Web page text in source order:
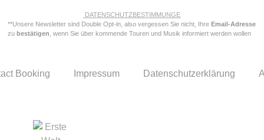
DATENSCHUTZBESTIMMUNGE
**Unsere Newsletter sind Double Opt-in, also vergessen Sie nicht, IhreEmail-Adresse
zubestätigen , wenn Sie über kommende Touren und Musik informiert werden wollen
Booking Impressum Datenschutzerklärung